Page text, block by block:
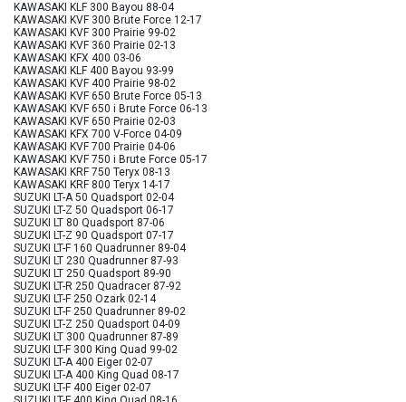
KAWASAKI KLF 300 Bayou 88-04
KAWASAKI KVF 300 Brute Force 12-17
KAWASAKI KVF 300 Prairie 99-02
KAWASAKI KVF 360 Prairie 02-13
KAWASAKI KFX 400 03-06
KAWASAKI KLF 400 Bayou 93-99
KAWASAKI KVF 400 Prairie 98-02
KAWASAKI KVF 650 Brute Force 05-13
KAWASAKI KVF 650 i Brute Force 06-13
KAWASAKI KVF 650 Prairie 02-03
KAWASAKI KFX 700 V-Force 04-09
KAWASAKI KVF 700 Prairie 04-06
KAWASAKI KVF 750 i Brute Force 05-17
KAWASAKI KRF 750 Teryx 08-13
KAWASAKI KRF 800 Teryx 14-17
SUZUKI LT-A 50 Quadsport 02-04
SUZUKI LT-Z 50 Quadsport 06-17
SUZUKI LT 80 Quadsport 87-06
SUZUKI LT-Z 90 Quadsport 07-17
SUZUKI LT-F 160 Quadrunner 89-04
SUZUKI LT 230 Quadrunner 87-93
SUZUKI LT 250 Quadsport 89-90
SUZUKI LT-R 250 Quadracer 87-92
SUZUKI LT-F 250 Ozark 02-14
SUZUKI LT-F 250 Quadrunner 89-02
SUZUKI LT-Z 250 Quadsport 04-09
SUZUKI LT 300 Quadrunner 87-89
SUZUKI LT-F 300 King Quad 99-02
SUZUKI LT-A 400 Eiger 02-07
SUZUKI LT-A 400 King Quad 08-17
SUZUKI LT-F 400 Eiger 02-07